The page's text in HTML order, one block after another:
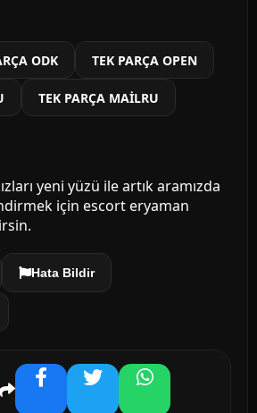
ODK TEK PARÇA OPEN
TEK PARÇA MAİLRU
yeni yüzü ile artık aramızda
için escort eryaman
Hata Bildir
FacebookTwitterWhatsApp